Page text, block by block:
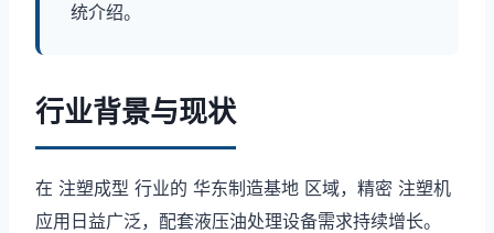
统介绍。
行业背景与现状
在 注塑成型 行业的 华东制造基地 区域，精密 注塑机
应用日益广泛，配套液压油处理设备需求持续增长。